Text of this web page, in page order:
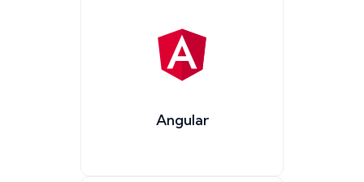
Angular